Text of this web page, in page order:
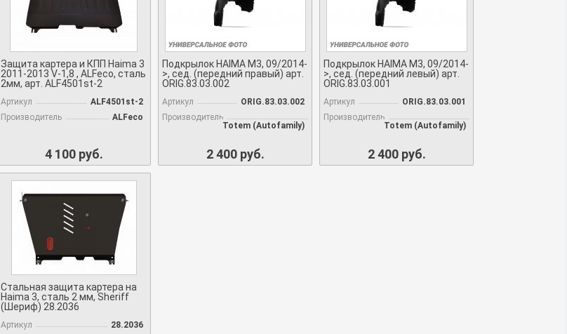
Защита картера и КПП Haima 3
2011-2013 V-1,8 , ALFeco, сталь
2мм, арт. ALF4501st-2
Артикул
ALF4501st-2
Производитель
ALFeco
4 100 руб.
Подкрылок HAIMA M3, 09/2014-
>, сед. (передний правый) арт.
ORIG.83.03.002
Артикул
ORIG.83.03.002
Производитель
Totem (Autofamily)
2 400 руб.
Подкрылок HAIMA M3, 09/2014-
>, сед. (передний левый) арт.
ORIG.83.03.001
Артикул
ORIG.83.03.001
Производитель
Totem (Autofamily)
2 400 руб.
Стальная защита картера на
Haima 3, сталь 2 мм, Sheriff
(Шериф) 28.2036
Артикул
28.2036